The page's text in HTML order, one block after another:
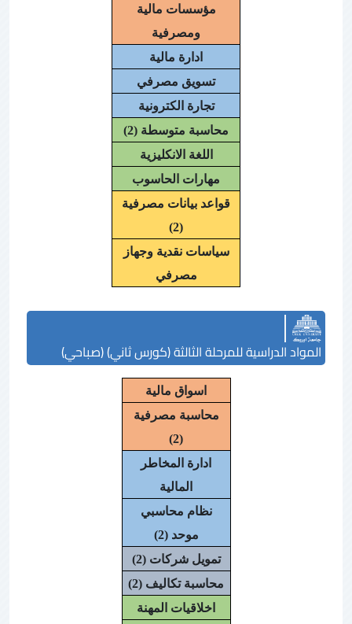
مؤسسات مالية
ومصرفية
ادارة مالية
تسويق مصرفي
تجارة الكترونية
محاسبة متوسطة (2)
اللغة الانكليزية
مهارات الحاسوب
قواعد بيانات مصرفية
(2)
سياسات نقدية وجهاز
مصرفي
المواد الدراسية للمرحلة الثالثة (كورس ثاني) (صباحي)
اسواق مالية
محاسبة مصرفية
(2)
ادارة المخاطر
المالية
نظام محاسبي
موحد (2)
تمويل شركات (2)
محاسبة تكاليف (2)
اخلاقيات المهنة